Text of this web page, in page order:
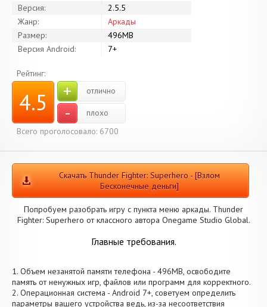
Версия:
2.5.5
Жанр:
Аркады
Размер:
496MB
Версия Android:
7+
Рейтинг:
4.5 + отлично
-
плохо
Всего проголосовало: 6700
Скачать Thunder Fighter: Superhero - [Взлом
Бесконечные деньги]
Попробуем разобрать игру с пункта меню аркады. Thunder
Fighter: Superhero от классного автора Onegame Studio Global.
Главные требования.
1. Объем незанятой памяти телефона - 496MB, освободите
память от ненужных игр, файлов или программ для корректного.
2. Операционная система - Android 7+, советуем определить
параметры вашего устройства ведь, из-за несоответствия